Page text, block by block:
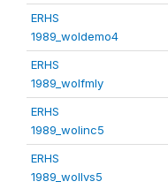
ERHS
1989_woldemo4
ERHS
1989_wolfmly
ERHS
1989_wolinc5
ERHS
1989_wollvs5